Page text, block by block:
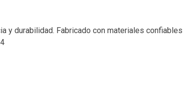
y durabilidad. Fabricado con materiales confiables